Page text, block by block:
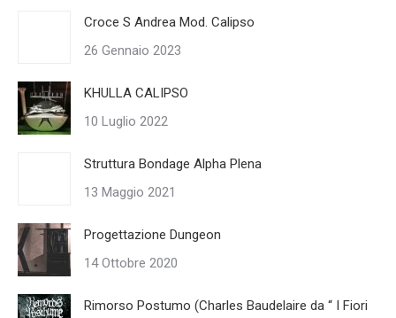
Croce S Andrea Mod. Calipso
26 Gennaio 2023
KHULLA CALIPSO
10 Luglio 2022
Struttura Bondage Alpha Plena
13 Maggio 2021
Progettazione Dungeon
14 Ottobre 2020
Rimorso Postumo (Charles Baudelaire da “ I Fiori